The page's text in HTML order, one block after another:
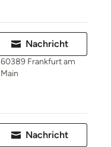
Nachricht
60389 Frankfurt am
Main
Nachricht